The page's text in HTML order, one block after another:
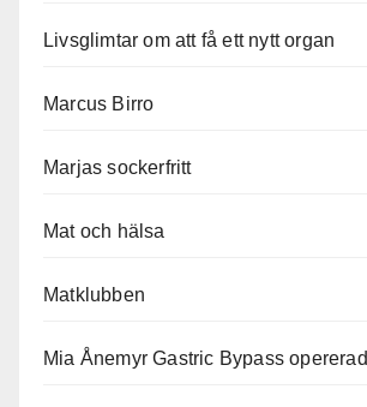
Livsglimtar om att få ett nytt organ
Marcus Birro
Marjas sockerfritt
Mat och hälsa
Matklubben
Mia Ånemyr Gastric Bypass opererad